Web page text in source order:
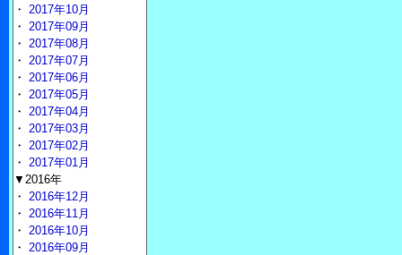
・ 2017年10月
・ 2017年09月
・ 2017年08月
・ 2017年07月
・ 2017年06月
・ 2017年05月
・ 2017年04月
・ 2017年03月
・ 2017年02月
・ 2017年01月
▼2016年
・ 2016年12月
・ 2016年11月
・ 2016年10月
・ 2016年09月